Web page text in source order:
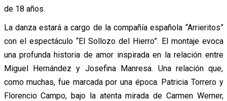
de 18 años.
La danza estará a cargo de la compañía española “Arrieritos”
con el espectáculo “El Sollozo del Hierro”. El montaje evoca
una profunda historia de amor inspirada en la relación entre
Miguel Hernández y Josefina Manresa. Una relación que,
como muchas, fue marcada por una época. Patricia Torrero y
Florencio Campo, bajo la atenta mirada de Carmen Werner,